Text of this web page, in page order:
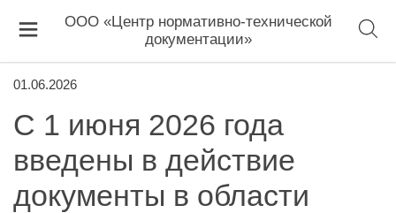
ООО «Центр нормативно-технической
документации»
01.06.2026
С 1 июня 2026 года
введены в действие
документы в области